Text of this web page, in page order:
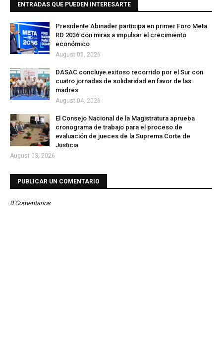
ENTRADAS QUE PUEDEN INTERESARTE
Presidente Abinader participa en primer Foro Meta
RD 2036 con miras a impulsar el crecimiento
económico
August 05, 2026
DASAC concluye exitoso recorrido por el Sur con
cuatro jornadas de solidaridad en favor de las
madres
August 04, 2026
El Consejo Nacional de la Magistratura aprueba
cronograma de trabajo para el proceso de
evaluación de jueces de la Suprema Corte de
Justicia
August 03, 2026
PUBLICAR UN COMENTARIO
0 Comentarios